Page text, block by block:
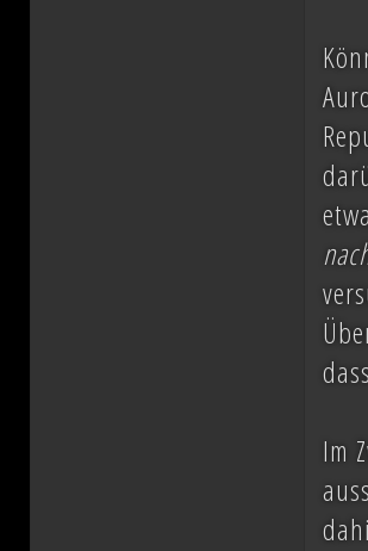
Eindruck einer
sichert sich
Vernichtung aller
Düstere Zeiten
Schlacht von Endor
nun in weiter Ferne.
fallen und niemand
Planeten aussehenIm